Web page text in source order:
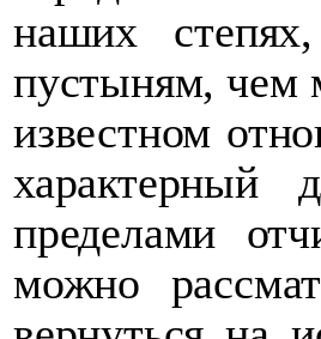
наших
пустыням, чем
известном
характерный
пределами
можно